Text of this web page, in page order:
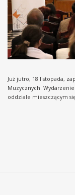
Już jutro, 18 listopada,
Muzycznych.
oddziale mieszczącym